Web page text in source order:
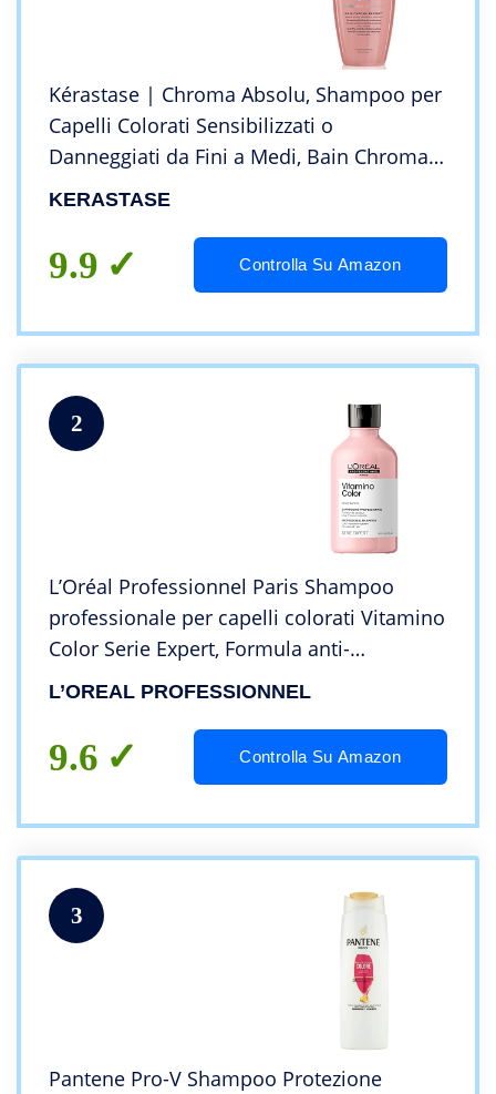
Kérastase | Chroma Absolu, Shampoo per
Capelli Colorati Sensibilizzati o
Danneggiati da Fini a Medi, Bain Chroma
Respect, 250 ml
KERASTASE
9.9 Controlla Su Amazon
2
L’Oréal Professionnel Paris Shampoo
professionale per capelli colorati Vitamino
Color Serie Expert, Formula anti-
sbiadimento
L’OREAL PROFESSIONNEL
9.6 Controlla Su Amazon
3
Pantene Pro-V Shampoo Protezione